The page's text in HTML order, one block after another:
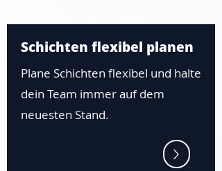
Schichten flexibel planen
Plane Schichten flexibel und halte
dein Team immer auf dem
neuesten Stand.